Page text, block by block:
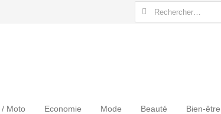
Rechercher :
Moto Economie Mode Beauté Bien-être